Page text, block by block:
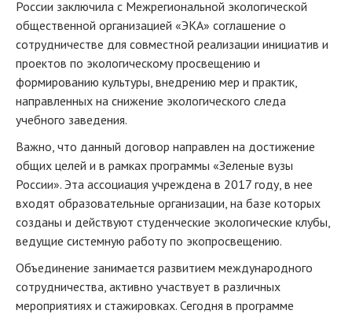
России заключила с Межрегиональной экологической
общественной организацией «ЭКА» соглашение о
сотрудничестве для совместной реализации инициатив и
проектов по экологическому просвещению и
формированию культуры, внедрению мер и практик,
направленных на снижение экологического следа
учебного заведения.
Важно, что данный договор направлен на достижение
общих целей и в рамках программы «Зеленые вузы
России». Эта ассоциация учреждена в 2017 году, в нее
входят образовательные организации, на базе которых
созданы и действуют студенческие экологические клубы,
ведущие системную работу по экопросвещению.
Объединение занимается развитием международного
сотрудничества, активно участвует в различных
мероприятиях и стажировках. Сегодня в программе